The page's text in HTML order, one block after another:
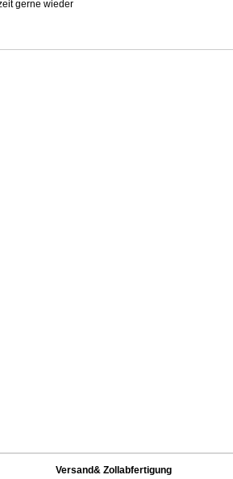
gerne wieder
Versand& Zollabfertigung